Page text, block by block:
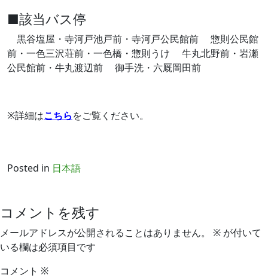
■該当バス停
黒谷塩屋・寺河戸池戸前・寺河戸公民館前 惣則公民館
前・一色三沢荘前・一色橋・惣則うけ 牛丸北野前・岩瀬
公民館前・牛丸渡辺前 御手洗・六厩岡田前
※詳細はこちらをご覧ください。
Posted in 日本語
コメントを残す
メールアドレスが公開されることはありません。 ※ が付いて
いる欄は必須項目です
コメント ※